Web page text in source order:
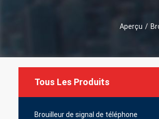
Aperçu /
Tous Les Produits
Brouilleur de signal de téléphone